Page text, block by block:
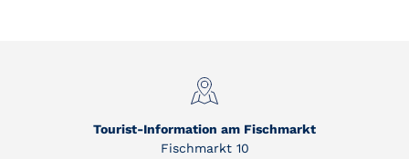
Tourist-Information am Fischmarkt
Fischmarkt 10